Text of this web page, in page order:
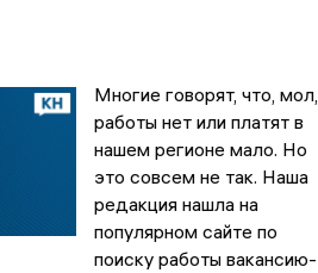
Многие говорят, что, мол,
работы нет или платят в
нашем регионе мало. Но
это совсем не так. Наша
редакция нашла на
популярном сайте по
поиску работы вакансию-